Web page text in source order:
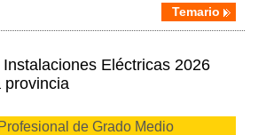
Temario
Eléctricas 2026
provincia
de Grado Medio